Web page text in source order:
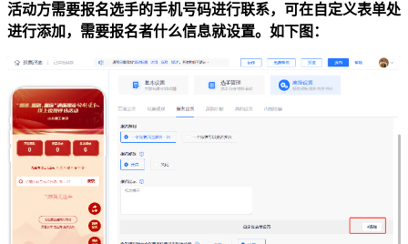
活动方需要报名选手的手机号码进行联系，可在自定义表单处
进行添加，需要报名者什么信息就设置。如下图：